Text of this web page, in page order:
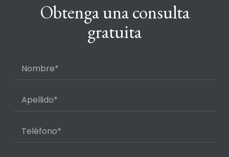
Obtenga una consulta
gratuita